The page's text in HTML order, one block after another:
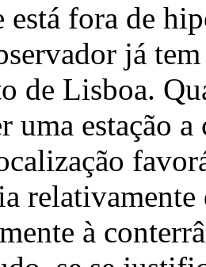
está fora de
já
de Lisboa.
uma estação
relativamente
à